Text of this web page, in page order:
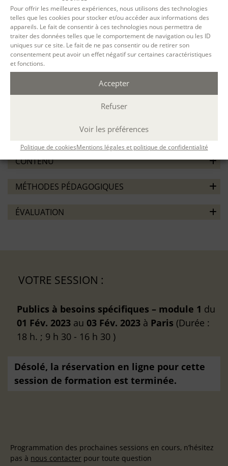
Pour offrir les meilleures expériences, nous utilisons des technologies
telles que les cookies pour stocker et/ou accéder aux informations des
appareils. Le fait de consentir à ces technologies nous permettra de
traiter des données telles que le comportement de navigation ou les ID
uniques sur ce site. Le fait de ne pas consentir ou de retirer son
consentement peut avoir un effet négatif sur certaines caractéristiques
et fonctions.
Accepter
Refuser
Voir les préférences
Politique de cookiesMentions légales et politique de confidentialité
Repérer les conditions de contexte et de cadre qui
aident à l’émergence d’un travail d’écriture, quelles que
soient les difficultés des participants
Concevoir des dispositifs adaptés et des stratégies
adéquates pour animer des ateliers avec des détenus,
psychotiques, sans domicile…
Conduire des ateliers en collaboration avec l’équipe
Élaborer un projet d’intervention en lien avec son projet
CONTENU
MÉTHODES PÉDAGOGIQUES
ÉVALUATION
VOTRE SESSION :
Publics à besoins spécifiques – module 1 du
01 Fév. 2023 au 03 Fév. 2023 à Paris (Durée :
18 h. ; 9 h 30 - 16 h 30 )
Désolé, la réservation en ligne pour cette
session de formation est terminée.
Programmation des prochaines sessions en cours, n’hésitez
pas à nous contacter pour toute question